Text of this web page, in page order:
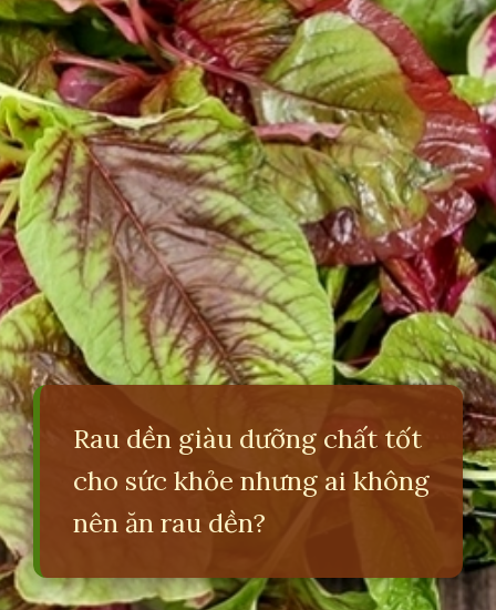
Rau dền giàu dưỡng chất tốt
cho sức khỏe nhưng ai không
nên ăn rau dền?